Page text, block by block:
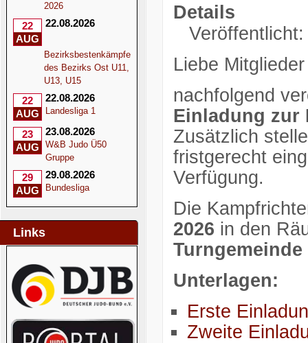
2026
22
AUG
22.08.2026
Bezirksbestenkämpfe
des Bezirks Ost U11,
U13, U15
22
AUG
22.08.2026
Landesliga 1
23
AUG
23.08.2026
W&B Judo Ü50
Gruppe
29
AUG
29.08.2026
Bundesliga
Links
Details
Liebe
nachfolgend
Einladung zur
Zusätzlich
fristgerecht
Verfügung.
Die
2026 in den
Turngemeinde
Unterlagen:
Erste
Zweite